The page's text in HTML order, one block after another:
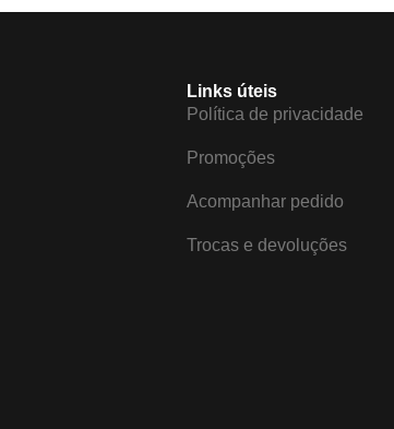
Links úteis
Política de privacidade
Promoções
Acompanhar pedido
Trocas e devoluções